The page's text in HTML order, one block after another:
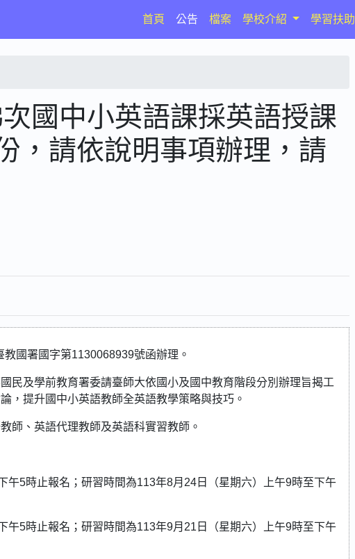
首頁(current)
公告 檔案 學校介紹 學習扶助
國中小英語課採英語授課
，請依說明事項辦理，請
國署國字第1130068939號函辦理。
民及學前教育署委請臺師大依國小及國中教育階段分別辦理旨揭工
，提升國中小英語教師全英語教學策略與技巧。
師、英語代理教師及英語科實習教師。
午5時止報名；研習時間為113年8月24日（星期六）上午9時至下午
午5時止報名；研習時間為113年9月21日（星期六）上午9時至下午